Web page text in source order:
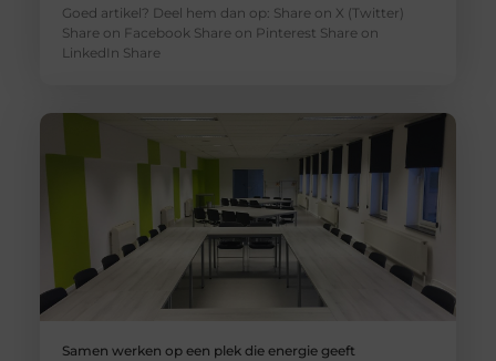
Goed artikel? Deel hem dan op: Share on X (Twitter)
Share on Facebook Share on Pinterest Share on
LinkedIn Share
Samen werken op een plek die energie geeft